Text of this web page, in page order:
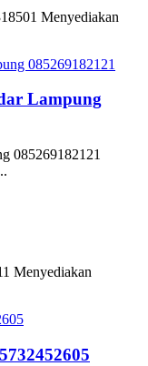
Menyediakan
Lampung
085269182121
Menyediakan